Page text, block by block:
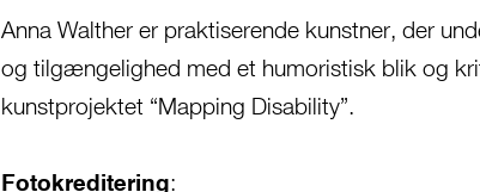
Anna Walther er praktiserende kunstner, der
og tilgængelighed med et humoristisk blik og
kunstprojektet “Mapping Disability”.
Fotokreditering: